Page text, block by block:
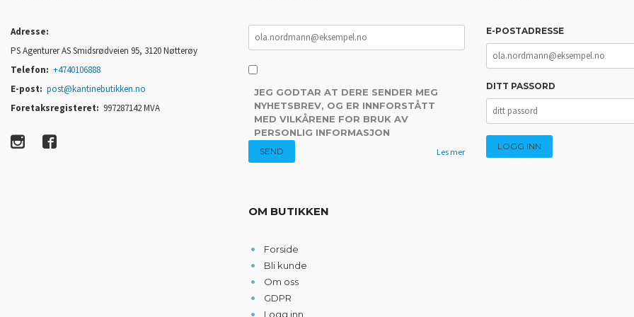
Adresse:
PS Agenturer AS Smidsrødveien 95, 3120 Nøtterøy
Telefon: +4740106888
E-post: post@kantinebutikken.no
Foretaksregisteret: 997287142 MVA
JEG GODTAR AT DERE SENDER MEG
NYHETSBREV, OG ER INNFORSTÅTT
MED VILKÅRENE FOR BRUK AV
PERSONLIG INFORMASJON
Les mer
OM BUTIKKEN
Forside
Bli kunde
Om oss
GDPR
Logg inn
E-POSTADRESSE
DITT PASSORD